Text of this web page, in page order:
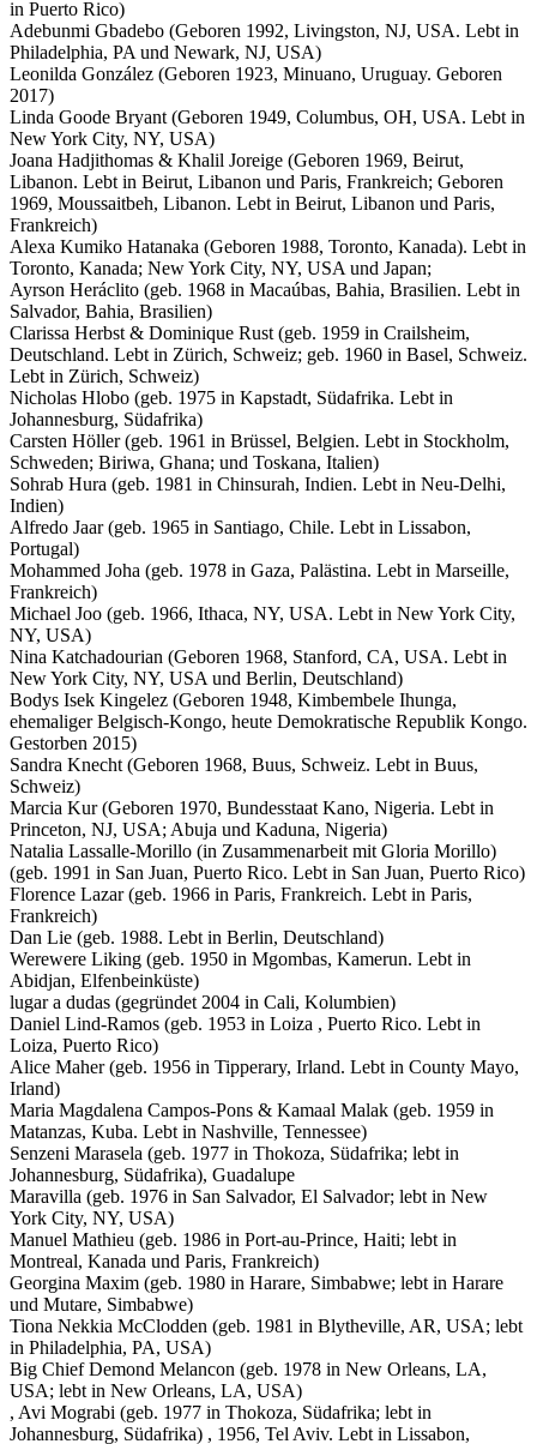
in Puerto Rico)
Adebunmi Gbadebo (Geboren 1992, Livingston, NJ, USA. Lebt in
Philadelphia, PA und Newark, NJ, USA)
Leonilda González (Geboren 1923, Minuano, Uruguay. Geboren
2017)
Linda Goode Bryant (Geboren 1949, Columbus, OH, USA. Lebt in
New York City, NY, USA)
Joana Hadjithomas & Khalil Joreige (Geboren 1969, Beirut,
Libanon. Lebt in Beirut, Libanon und Paris, Frankreich; Geboren
1969, Moussaitbeh, Libanon. Lebt in Beirut, Libanon und Paris,
Frankreich)
Alexa Kumiko Hatanaka (Geboren 1988, Toronto, Kanada). Lebt in
Toronto, Kanada; New York City, NY, USA und Japan;
Ayrson Heráclito (geb. 1968 in Macaúbas, Bahia, Brasilien. Lebt in
Salvador, Bahia, Brasilien)
Clarissa Herbst & Dominique Rust (geb. 1959 in Crailsheim,
Deutschland. Lebt in Zürich, Schweiz; geb. 1960 in Basel, Schweiz.
Lebt in Zürich, Schweiz)
Nicholas Hlobo (geb. 1975 in Kapstadt, Südafrika. Lebt in
Johannesburg, Südafrika)
Carsten Höller (geb. 1961 in Brüssel, Belgien. Lebt in Stockholm,
Schweden; Biriwa, Ghana; und Toskana, Italien)
Sohrab Hura (geb. 1981 in Chinsurah, Indien. Lebt in Neu-Delhi,
Indien)
Alfredo Jaar (geb. 1965 in Santiago, Chile. Lebt in Lissabon,
Portugal)
Mohammed Joha (geb. 1978 in Gaza, Palästina. Lebt in Marseille,
Frankreich)
Michael Joo (geb. 1966, Ithaca, NY, USA. Lebt in New York City,
NY, USA)
Nina Katchadourian (Geboren 1968, Stanford, CA, USA. Lebt in
New York City, NY, USA und Berlin, Deutschland)
Bodys Isek Kingelez (Geboren 1948, Kimbembele Ihunga,
ehemaliger Belgisch-Kongo, heute Demokratische Republik Kongo.
Gestorben 2015)
Sandra Knecht (Geboren 1968, Buus, Schweiz. Lebt in Buus,
Schweiz)
Marcia Kur (Geboren 1970, Bundesstaat Kano, Nigeria. Lebt in
Princeton, NJ, USA; Abuja und Kaduna, Nigeria)
Natalia Lassalle-Morillo (in Zusammenarbeit mit Gloria Morillo)
(geb. 1991 in San Juan, Puerto Rico. Lebt in San Juan, Puerto Rico)
Florence Lazar (geb. 1966 in Paris, Frankreich. Lebt in Paris,
Frankreich)
Dan Lie (geb. 1988. Lebt in Berlin, Deutschland)
Werewere Liking (geb. 1950 in Mgombas, Kamerun. Lebt in
Abidjan, Elfenbeinküste)
lugar a dudas (gegründet 2004 in Cali, Kolumbien)
Daniel Lind-Ramos (geb. 1953 in Loiza , Puerto Rico. Lebt in
Loiza, Puerto Rico)
Alice Maher (geb. 1956 in Tipperary, Irland. Lebt in County Mayo,
Irland)
Maria Magdalena Campos-Pons & Kamaal Malak (geb. 1959 in
Matanzas, Kuba. Lebt in Nashville, Tennessee)
Senzeni Marasela (geb. 1977 in Thokoza, Südafrika; lebt in
Johannesburg, Südafrika), Guadalupe
Maravilla (geb. 1976 in San Salvador, El Salvador; lebt in New
York City, NY, USA)
Manuel Mathieu (geb. 1986 in Port-au-Prince, Haiti; lebt in
Montreal, Kanada und Paris, Frankreich)
Georgina Maxim (geb. 1980 in Harare, Simbabwe; lebt in Harare
und Mutare, Simbabwe)
Tiona Nekkia McClodden (geb. 1981 in Blytheville, AR, USA; lebt
in Philadelphia, PA, USA)
Big Chief Demond Melancon (geb. 1978 in New Orleans, LA,
USA; lebt in New Orleans, LA, USA)
, Avi Mograbi (geb. 1977 in Thokoza, Südafrika; lebt in
Johannesburg, Südafrika) , 1956, Tel Aviv. Lebt in Lissabon,